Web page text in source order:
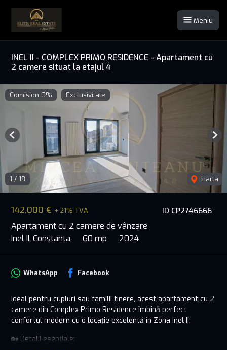
Meniu
INEL II - COMPLEX PRIMO RESIDENCE - Apartament cu
2 camere situat la etajul 4
ID CP2746666
142,000 € + 21% TVA
Apartament cu 2 camere de vânzare
Inel II, Constanta
60 mp 2024
Comision 0% Exclusivitate
1 / 18 Harta
Previous
WhatsApp Facebook
Ideal pentru cupluri sau familii tinere, acest apartament cu 2
camere din Complex Primo Residence îmbină perfect
confortul modern cu o locație excelentă în Zona Inel II.
🏡 Detalii esențiale: